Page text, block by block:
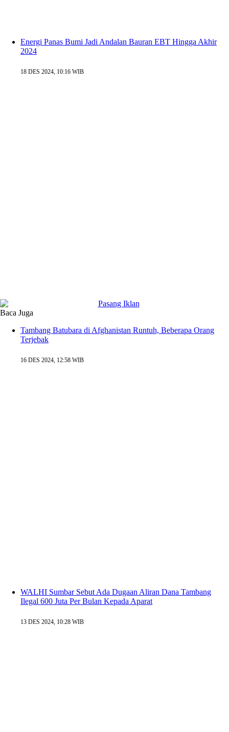
Energi Panas Bumi Jadi Andalan Bauran EBT Hingga Akhir
2024
18 DES 2024, 10:16 WIB
Baca Juga
Tambang Batubara di Afghanistan Runtuh, Beberapa Orang
Terjebak
16 DES 2024, 12:58 WIB
WALHI Sumbar Sebut Ada Dugaan Aliran Dana Tambang
Ilegal 600 Juta Per Bulan Kepada Aparat
13 DES 2024, 10:28 WIB